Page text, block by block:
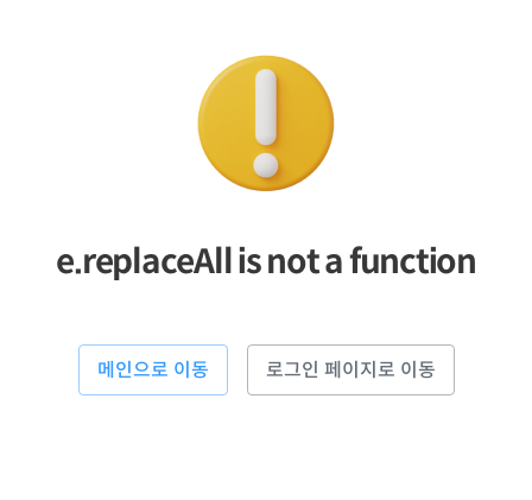
e.replaceAll is not a function
메인으로 이동 로그인 페이지로 이동